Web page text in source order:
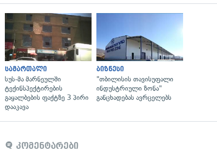
სამართალი
სუს-მა მარნეულში
ტექინსპექტირების
გაყალბების ფაქტზე 3 პირი
დააკავა
ბიზნესი
"თბილისის თავისუფალი
ინდუსტრიული ზონა"
განცხადებას ავრცელებს
კომენტარები